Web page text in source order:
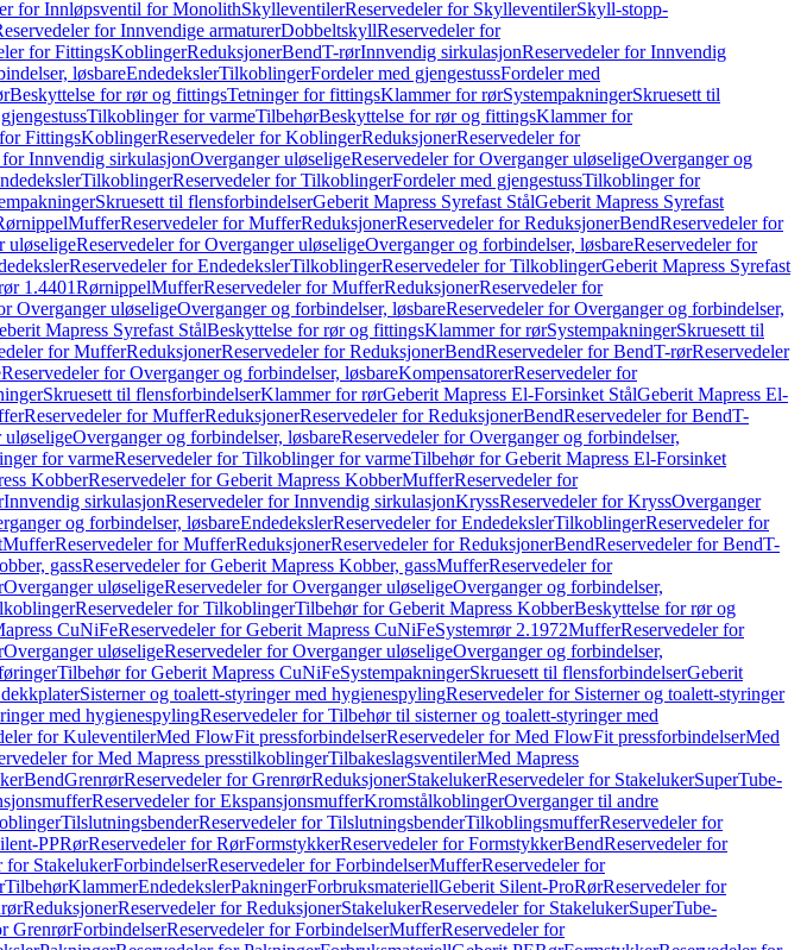
for Innløpsventil for MonolithSkylleventilerReservedeler for SkylleventilerSkyll-stopp-
for Innvendige armaturerDobbeltskyllReservedeler for
for FittingsKoblingerReduksjonerBendT-rørInnvendig sirkulasjonReservedeler for Innvendig
løsbareEndedekslerTilkoblingerFordeler med gjengestussFordeler med
Beskyttelse for rør og fittingsTetninger for fittingsKlammer for rørSystempakningerSkruesett til
Tilkoblinger for varmeTilbehørBeskyttelse for rør og fittingsKlammer for
FittingsKoblingerReservedeler for KoblingerReduksjonerReservedeler for
for Innvendig sirkulasjonOverganger uløseligeReservedeler for Overganger uløseligeOverganger og
TilkoblingerReservedeler for TilkoblingerFordeler med gjengestussTilkoblinger for
Skruesett til flensforbindelserGeberit Mapress Syrefast StålGeberit Mapress Syrefast
MufferReservedeler for MufferReduksjonerReservedeler for ReduksjonerBendReservedeler for
uløseligeReservedeler for Overganger uløseligeOverganger og forbindelser, løsbareReservedeler for
Reservedeler for EndedekslerTilkoblingerReservedeler for TilkoblingerGeberit Mapress Syrefast
1.4401RørnippelMufferReservedeler for MufferReduksjonerReservedeler for
Overganger uløseligeOverganger og forbindelser, løsbareReservedeler for Overganger og forbindelser,
Mapress Syrefast StålBeskyttelse for rør og fittingsKlammer for rørSystempakningerSkruesett til
for MufferReduksjonerReservedeler for ReduksjonerBendReservedeler for BendT-rørReservedeler
Reservedeler for Overganger og forbindelser, løsbareKompensatorerReservedeler for
Skruesett til flensforbindelserKlammer for rørGeberit Mapress El-Forsinket StålGeberit Mapress El-
Reservedeler for MufferReduksjonerReservedeler for ReduksjonerBendReservedeler for BendT-
uløseligeOverganger og forbindelser, løsbareReservedeler for Overganger og forbindelser,
for varmeReservedeler for Tilkoblinger for varmeTilbehør for Geberit Mapress El-Forsinket
KobberReservedeler for Geberit Mapress KobberMufferReservedeler for
Innvendig sirkulasjonReservedeler for Innvendig sirkulasjonKryssReservedeler for KryssOverganger
og forbindelser, løsbareEndedekslerReservedeler for EndedekslerTilkoblingerReservedeler for
MufferReservedeler for MufferReduksjonerReservedeler for ReduksjonerBendReservedeler for BendT-
gassReservedeler for Geberit Mapress Kobber, gassMufferReservedeler for
Overganger uløseligeReservedeler for Overganger uløseligeOverganger og forbindelser,
Reservedeler for TilkoblingerTilbehør for Geberit Mapress KobberBeskyttelse for rør og
CuNiFeReservedeler for Geberit Mapress CuNiFeSystemrør 2.1972MufferReservedeler for
Overganger uløseligeReservedeler for Overganger uløseligeOverganger og forbindelser,
Tilbehør for Geberit Mapress CuNiFeSystempakningerSkruesett til flensforbindelserGeberit
Sisterner og toalett-styringer med hygienespylingReservedeler for Sisterner og toalett-styringer
med hygienespylingReservedeler for Tilbehør til sisterner og toalett-styringer med
for KuleventilerMed FlowFit pressforbindelserReservedeler for Med FlowFit pressforbindelserMed
for Med Mapress presstilkoblingerTilbakeslagsventilerMed Mapress
BendGrenrørReservedeler for GrenrørReduksjonerStakelukerReservedeler for StakelukerSuperTube-
Reservedeler for EkspansjonsmufferKromstålkoblingerOverganger til andre
TilslutningsbenderReservedeler for TilslutningsbenderTilkoblingsmufferReservedeler for
PPRørReservedeler for RørFormstykkerReservedeler for FormstykkerBendReservedeler for
for StakelukerForbindelserReservedeler for ForbindelserMufferReservedeler for
TilbehørKlammerEndedekslerPakningerForbruksmateriellGeberit Silent-ProRørReservedeler for
ReduksjonerReservedeler for ReduksjonerStakelukerReservedeler for StakelukerSuperTube-
GrenrørForbindelserReservedeler for ForbindelserMufferReservedeler for